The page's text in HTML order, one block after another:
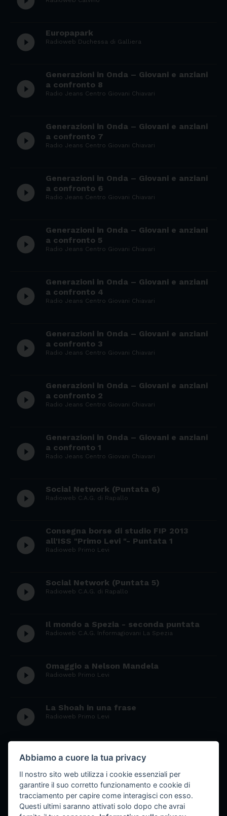
play_circle_filled Europapark
Radioweb Duchessa di Galliera
play_circle_filled
Generazioni in Onda – Giovani e anziani
a confronto 8
Radio Jeans Centro Giovani Chiavari
play_circle_filled
Generazioni in Onda – Giovani e anziani
a confronto 7
Radio Jeans Centro Giovani Chiavari
play_circle_filled
Generazioni in Onda – Giovani e anziani
a confronto 6
Radio Jeans Centro Giovani Chiavari
play_circle_filled
Generazioni in Onda – Giovani e anziani
a confronto 5
Radio Jeans Centro Giovani Chiavari
play_circle_filled
Generazioni in Onda – Giovani e anziani
a confronto 4
Radio Jeans Centro Giovani Chiavari
play_circle_filled
Generazioni in Onda – Giovani e anziani
a confronto 3
Radio Jeans Centro Giovani Chiavari
play_circle_filled
Generazioni in Onda – Giovani e anziani
a confronto 2
Radio Jeans Centro Giovani Chiavari
play_circle_filled
Generazioni in Onda – Giovani e anziani
a confronto 1
Radio Jeans Centro Giovani Chiavari
play_circle_filled Social Network (Puntata 6)
Radioweb C.A.G. di Rapallo
play_circle_filled
Consegna borse di studio FIP 2013
all'ISS "Primo Levi "- Puntata 1
Radioweb Primo Levi
play_circle_filled Social Network (Puntata 5)
Radioweb C.A.G. di Rapallo
play_circle_filled Il mondo a Spezia - seconda puntata
Radioweb C.A.G. Informagiovani La Spezia
play_circle_filled Omaggio a Nelson Mandela
Radioweb Primo Levi
play_circle_filled La Shoah in una frase
Radioweb Primo Levi
play_circle_filled Radioweb Deledda
play_circle_filled Social Network (Puntata 3)
Radioweb C.A.G. di Rapallo
Abbiamo a cuore la tua privacy
Il nostro sito web utilizza i cookie essenziali per
garantire il suo corretto funzionamento e cookie di
tracciamento per capire come interagisci con esso.
Questi ultimi saranno attivati solo dopo che avrai